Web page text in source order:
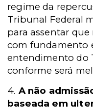
regime da
Tribunal Federal
para assentar que
com fundamento
entendimento do
conforme será
4. A não
baseada em